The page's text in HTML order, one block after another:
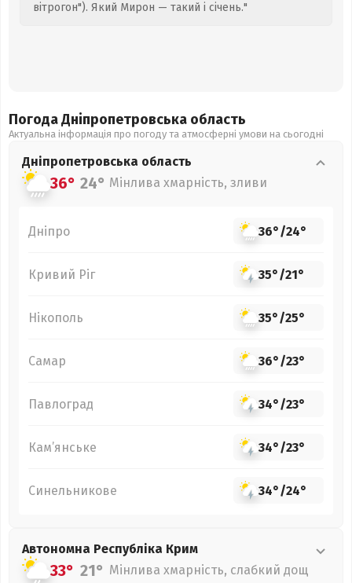
вітрогон"). Який Мирон — такий і січень."
Погода Дніпропетровська область
Актуальна інформація про погоду та атмосферні умови на сьогодні
Дніпропетровська область
36° 24° Мінлива хмарність, зливи
Дніпро 36°/24°
Кривий Ріг 35°/21°
Нікополь 35°/25°
Самар 36°/23°
Павлоград 34°/23°
Кам’янське 34°/23°
Синельникове 34°/24°
Автономна Республіка Крим
33° 21° Мінлива хмарність, слабкий дощ